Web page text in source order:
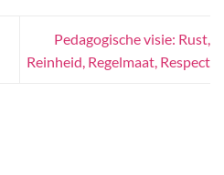
Pedagogische visie: Rust,
Reinheid, Regelmaat, Respect